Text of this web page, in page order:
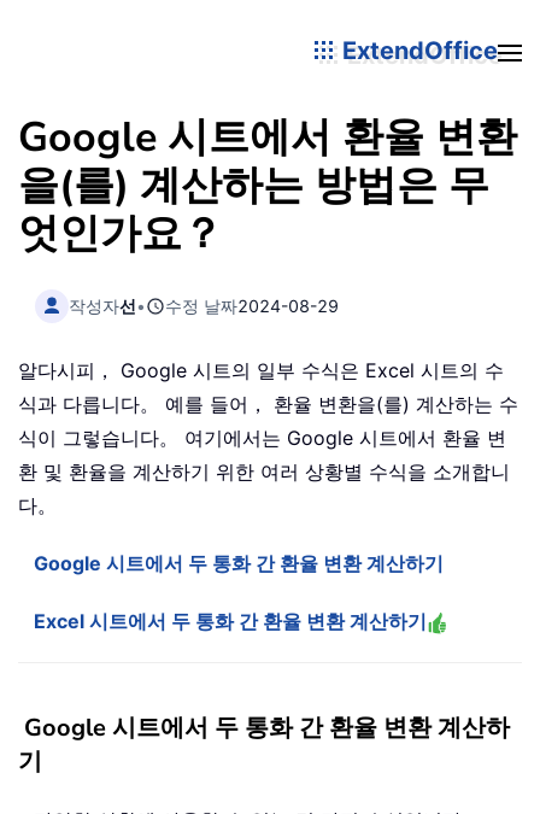
ExtendOffice
Google 시트에서 환율 변환
을(를) 계산하는 방법은 무
엇인가요？
작성자선• 수정 날짜2024-08-29
알다시피， Google 시트의 일부 수식은 Excel 시트의 수
식과 다릅니다。 예를 들어， 환율 변환을(를) 계산하는 수
식이 그렇습니다。 여기에서는 Google 시트에서 환율 변
환 및 환율을 계산하기 위한 여러 상황별 수식을 소개합니
다。
Google 시트에서 두 통화 간 환율 변환 계산하기
Excel 시트에서 두 통화 간 환율 변환 계산하기
Google 시트에서 두 통화 간 환율 변환 계산하
기